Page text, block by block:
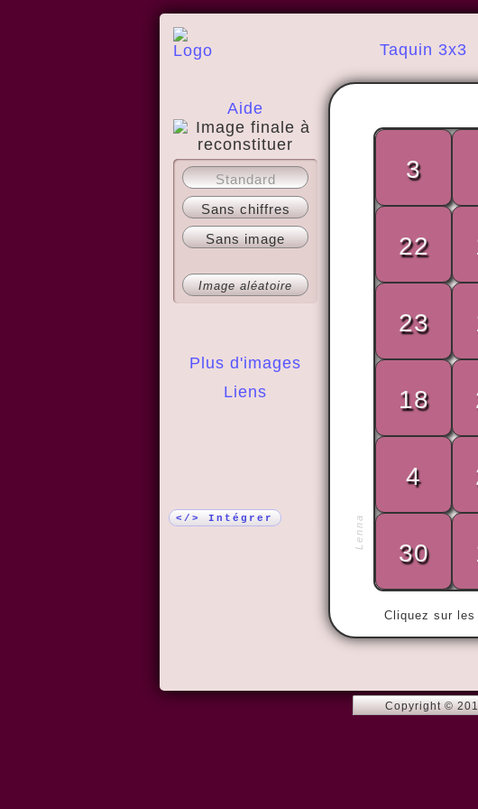
Taquin 3x3
Aide
A propos
Plus d'images
Liens
Standard
Sans chiffres
Sans image
Image aléatoire
</> Intégrer Lenna
Cliquez sur
3
22
23
18
4
30
Copyright ©